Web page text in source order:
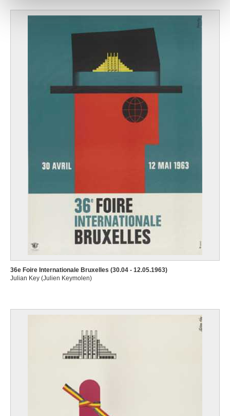
publicité et d'analyse, qui peuvent combiner celles-ci
avec d'autres informations que vous leur avez fournies
ou qu'ils ont collectées lors de votre utilisation de leurs
36e Foire Internationale Bruxelles (30.04 - 12.05.1963)
Julian Key (Julien Keymolen)